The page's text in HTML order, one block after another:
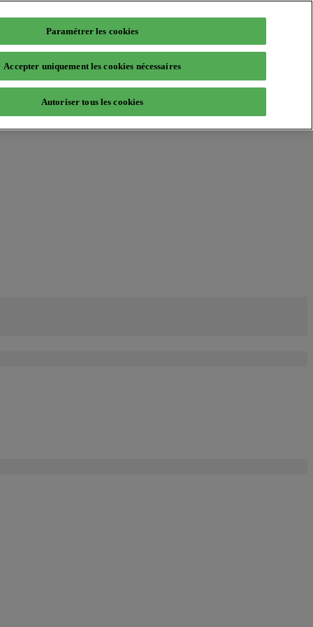
Paramétrer les cookies
Accepter uniquement les cookies nécessaires
Autoriser tous les cookies